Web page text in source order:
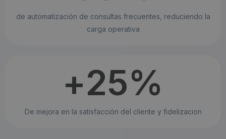
de automatización de consultas frecuentes, reduciendo la
carga operativa
+25%
De mejora en la satisfacción del cliente y fidelizacion